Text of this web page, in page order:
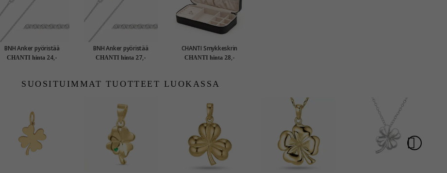
BNH Anker pyöristää
kaulaketju hopeaa 42 cm x
CHANTI hinta 24,-
BNH Anker pyöristää
kaulaketju hopeaa 50 cm x
CHANTI hinta 27,-
CHANTI Smykkeskrin
korurasia tekonahka
CHANTI hinta 28,-
SUOSITUIMMAT TUOTTEET LUOKASSA